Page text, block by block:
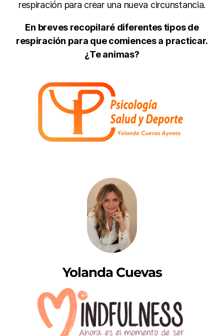
respiración para crear una nueva circunstancia.
En breves recopilaré diferentes tipos de
respiración para que comiences a practicar.
¿Te animas?
Yolanda Cuevas